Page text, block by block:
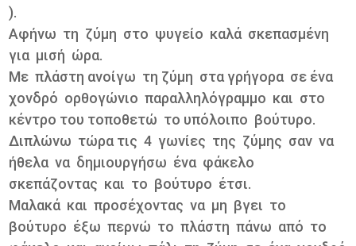
).
Αφήνω τη ζύμη στο ψυγείο καλά σκεπασμένη
για μισή ώρα.
Με πλάστη ανοίγω τη ζύμη στα γρήγορα σε ένα
χονδρό ορθογώνιο παραλληλόγραμμο και στο
κέντρο του τοποθετώ το υπόλοιπο βούτυρο.
Διπλώνω τώρα τις 4 γωνίες της ζύμης σαν να
ήθελα να δημιουργήσω ένα φάκελο
σκεπάζοντας και το βούτυρο έτσι.
Μαλακά και προσέχοντας να μη βγει το
βούτυρο έξω περνώ το πλάστη πάνω από το